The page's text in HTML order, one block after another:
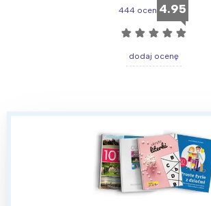
444 ocen 4.95
☆ ☆ ☆ ☆ ☆
dodaj ocenę